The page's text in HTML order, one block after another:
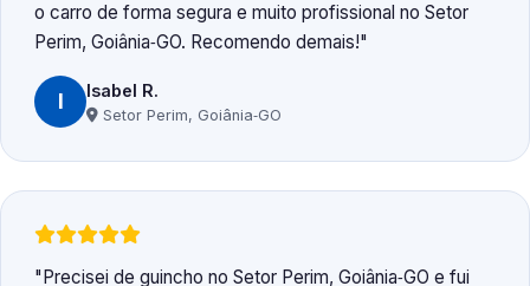
o carro de forma segura e muito profissional no Setor
Perim, Goiânia‑GO. Recomendo demais!
I Isabel R.
Setor Perim, Goiânia‑GO
Precisei de guincho no Setor Perim, Goiânia‑GO e fui